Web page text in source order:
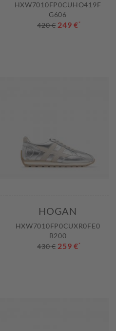
HXW7010FP0CUHO419F
G606
420 € 249 €*
HOGAN
HXW7010FP0CUXR0FE0
B200
430 € 259 €*